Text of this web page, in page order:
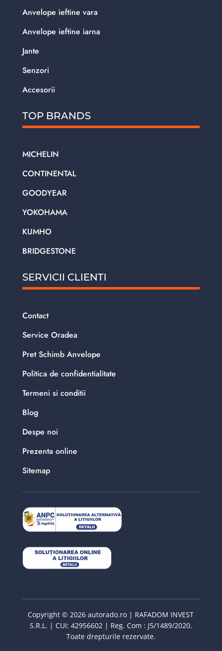
Anvelope ieftine vara
Anvelope ieftine iarna
Jante
Senzori
Accesorii
TOP BRANDS
MICHELIN
CONTINENTAL
GOODYEAR
YOKOHAMA
KUMHO
BRIDGESTONE
SERVICII CLIENTI
Contact
Service Oradea
Pret Schimb Anvelope
Politica de confidentialitate
Termeni si conditii
Blog
Despe noi
Prezenta online
Sitemap
Copyright © 2026 autorado.ro | RAFADOM INVEST
S.R.L. | CUI: 42956602 | Reg. Com : J5/1489/2020.
Toate drepturile rezervate.